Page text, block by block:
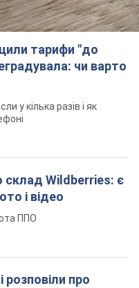
тарифи "до
чи варто
у кілька разів і як
склад Wildberries: є
і відео
ППО
про